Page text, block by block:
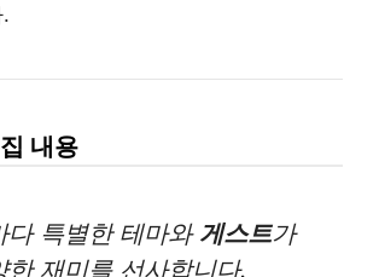
내용
다 특별한 테마와 게스트가
한 재미를 선사합니다.